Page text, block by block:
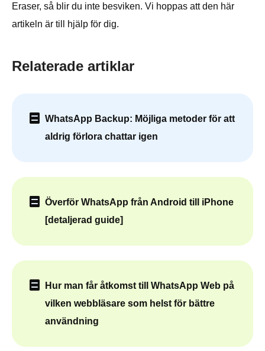
Eraser, så blir du inte besviken. Vi hoppas att den här
artikeln är till hjälp för dig.
Relaterade artiklar
WhatsApp Backup: Möjliga metoder för att
aldrig förlora chattar igen
Överför WhatsApp från Android till iPhone
[detaljerad guide]
Hur man får åtkomst till WhatsApp Web på
vilken webbläsare som helst för bättre
användning